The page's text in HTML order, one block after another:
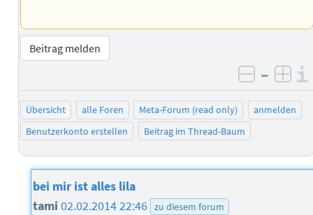
Beitrag melden
negativ
–
Übersicht alle Foren Meta-Forum (read only)
anmelden
Benutzerkonto erstellen
Beitrag im Thread-Baum
bei mir ist alles lila
tami 02.02.2014 22:46 zu diesem forum